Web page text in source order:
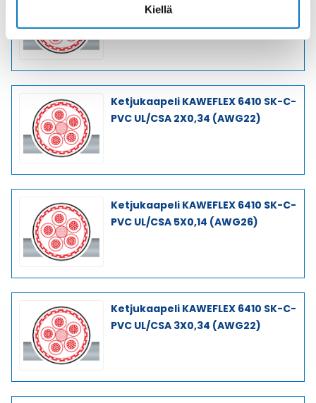
Kiellä
PVC UL/CSA 4X0,14 (AWG26)
Ketjukaapeli KAWEFLEX 6410 SK-C-
PVC UL/CSA 2X0,34 (AWG22)
Ketjukaapeli KAWEFLEX 6410 SK-C-
PVC UL/CSA 5X0,14 (AWG26)
Ketjukaapeli KAWEFLEX 6410 SK-C-
PVC UL/CSA 3X0,34 (AWG22)